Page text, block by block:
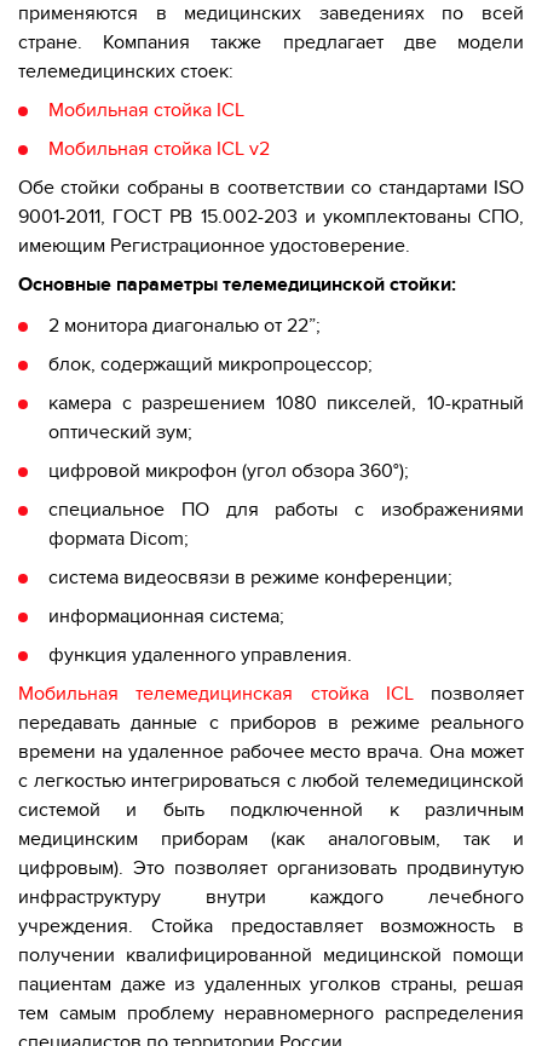
применяются в медицинских заведениях по всей
стране. Компания также предлагает две модели
телемедицинских стоек:
Мобильная стойка ICL
Мобильная стойка ICL v2
Обе стойки собраны в соответствии со стандартами ISO
9001-2011, ГОСТ РВ 15.002-203 и укомплектованы СПО,
имеющим Регистрационное удостоверение.
Основные параметры телемедицинской стойки:
2 монитора диагональю от 22”;
блок, содержащий микропроцессор;
камера с разрешением 1080 пикселей, 10-кратный
оптический зум;
цифровой микрофон (угол обзора 360°);
специальное ПО для работы с изображениями
формата Dicom;
система видеосвязи в режиме конференции;
информационная система;
функция удаленного управления.
Мобильная телемедицинская стойка ICLпозволяет
передавать данные с приборов в режиме реального
времени на удаленное рабочее место врача. Она может
с легкостью интегрироваться с любой телемедицинской
системой и быть подключенной к различным
медицинским приборам (как аналоговым, так и
цифровым). Это позволяет организовать продвинутую
инфраструктуру внутри каждого лечебного
учреждения. Стойка предоставляет возможность в
получении квалифицированной медицинской помощи
пациентам даже из удаленных уголков страны, решая
тем самым проблему неравномерного распределения